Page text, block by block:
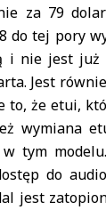
za 79
do tej pory
i nie jest
Jest
to, że etui,
wymiana
w tym
do
jest